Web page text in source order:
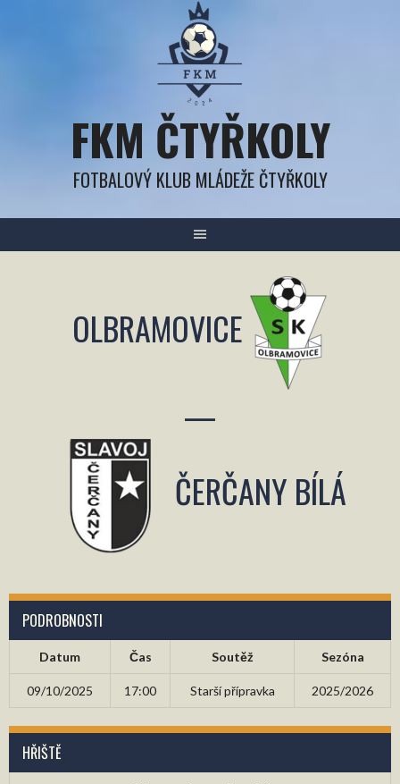
FKM ČTYŘKOLY
FOTBALOVÝ KLUB MLÁDEŽE ČTYŘKOLY
OLBRAMOVICE
—
ČERČANY BÍLÁ
PODROBNOSTI
Datum Čas Soutěž Sezóna
09/10/2025 17:00 Starší přípravka 2025/2026
HŘIŠTĚ